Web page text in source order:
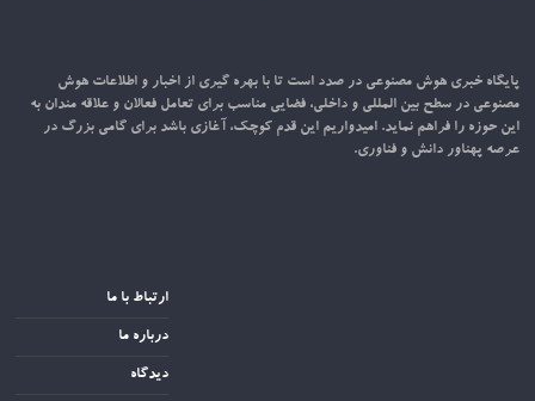
پایگاه خبری هوش مصنوعی در صدد است تا با بهره گیری از اخبار و اطلاعات هوش
مصنوعی در سطح بین المللی و داخلی، فضایی مناسب برای تعامل فعالان و علاقه مندان به
این حوزه را فراهم نماید. امیدواریم این قدم کوچک، آغازی باشد برای گامی بزرگ در
عرصه پهناور دانش و فناوری.
ارتباط با ما
درباره ما
دیدگاه